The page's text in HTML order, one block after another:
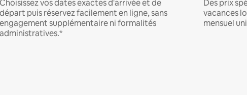
Choisissez vos dates exactes d'arrivée et de
départ puis réservez facilement en ligne, sans
engagement supplémentaire ni formalités
administratives.*
Des prix
vacances
mensuel